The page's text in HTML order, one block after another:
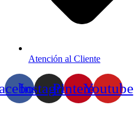
Atención al Cliente
InstagramPinterestYoutube